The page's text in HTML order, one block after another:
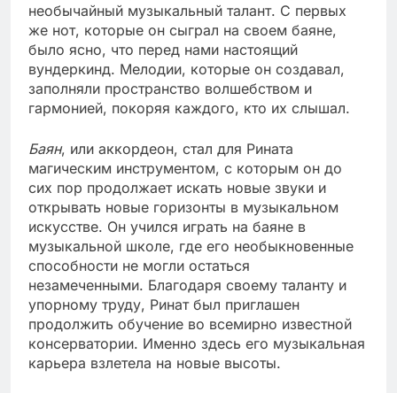
необычайный музыкальный талант. С первых
же нот, которые он сыграл на своем баяне,
было ясно, что перед нами настоящий
вундеркинд. Мелодии, которые он создавал,
заполняли пространство волшебством и
гармонией, покоряя каждого, кто их слышал.
Баян, или аккордеон, стал для Рината
магическим инструментом, с которым он до
сих пор продолжает искать новые звуки и
открывать новые горизонты в музыкальном
искусстве. Он учился играть на баяне в
музыкальной школе, где его необыкновенные
способности не могли остаться
незамеченными. Благодаря своему таланту и
упорному труду, Ринат был приглашен
продолжить обучение во всемирно известной
консерватории. Именно здесь его музыкальная
карьера взлетела на новые высоты.